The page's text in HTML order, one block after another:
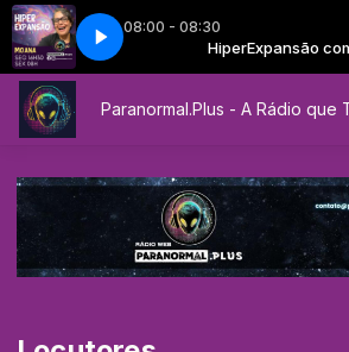
08:00 - 08:30
Moana HiperExpansão
- Moana EP 19 -
Teresa Ferrini Entre Bruxas com
Paranormal.Plus - A Rádio que